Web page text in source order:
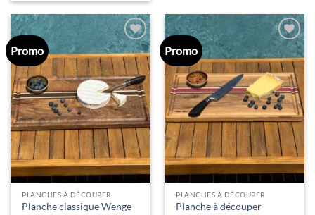
49,00 €
Promo
Ajouter
à la liste
d’envies
PLANCHES À DÉCOUPER
Planche classique Wenge
Promo
Ajouter
à la liste
d’envies
PLANCHES À DÉCOUPER
Planche à découper